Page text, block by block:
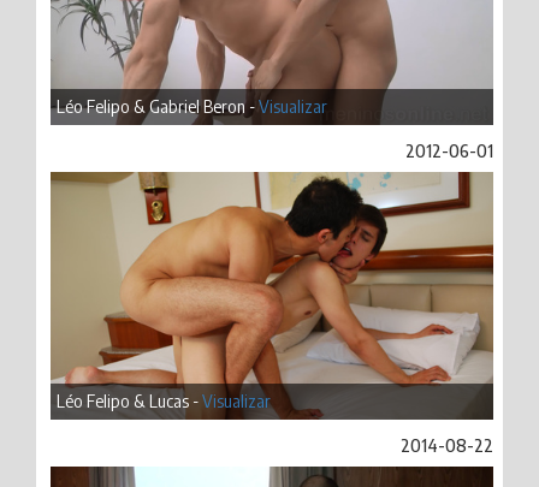
Léo Felipo & Gabriel Beron -Visualizar
2012-06-01
Léo Felipo & Lucas -Visualizar
2014-08-22